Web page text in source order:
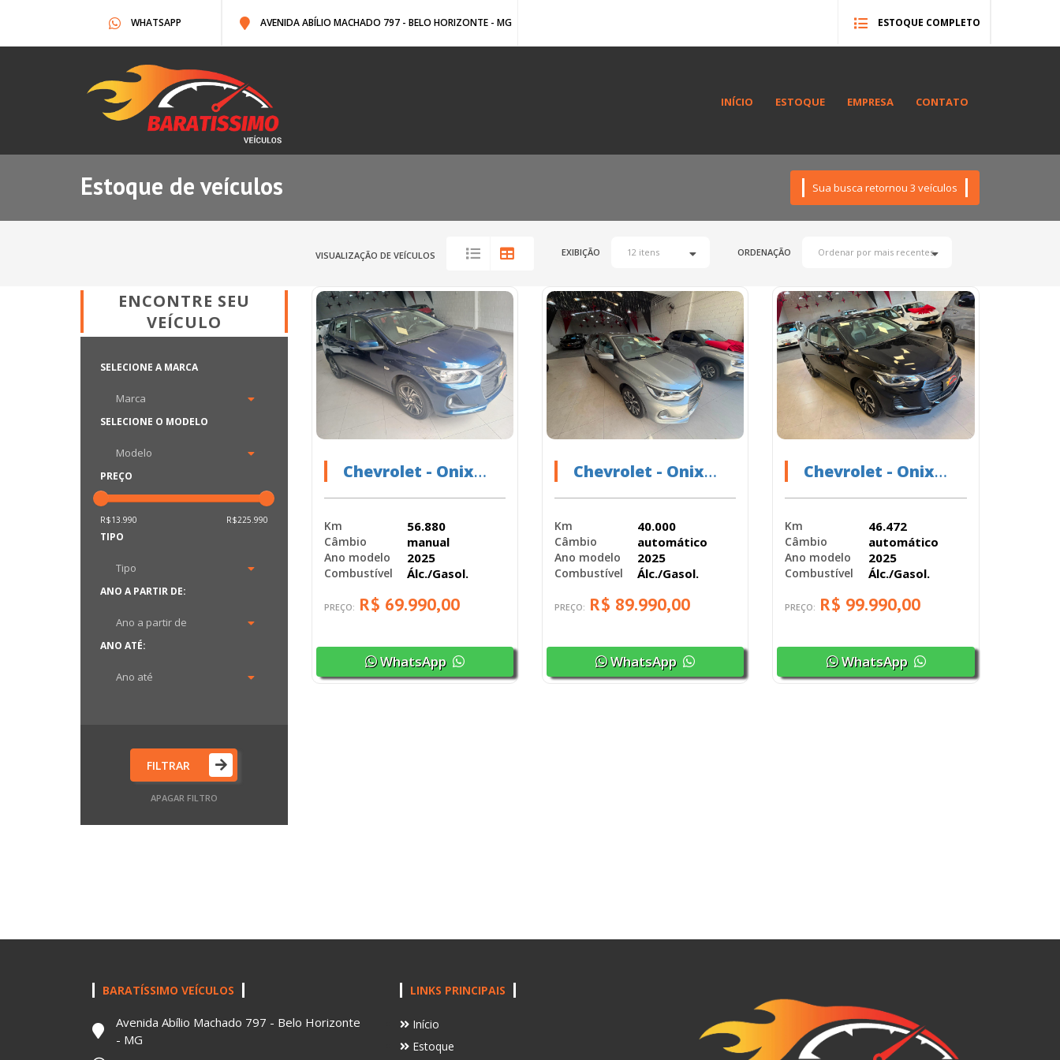
WHATSAPP AVENIDA ABÍLIO MACHADO 797 - BELO HORIZONTE - MG ESTOQUE COMPLETO
INÍCIO ESTOQUE EMPRESA CONTATO
Estoque de veículos Sua busca retornou 3 veículos
VISUALIZAÇÃO DE VEÍCULOS EXIBIÇÃO ORDENAÇÃO
ENCONTRE SEU
VEÍCULO
SELECIONE A MARCA
SELECIONE O MODELO
PREÇO
R$13.990 R$225.990
TIPO
ANO A PARTIR DE:
ANO ATÉ:
FILTRAR
APAGAR FILTRO
Chevrolet - Onix
HEV/ 10MT LT2 - 2025
Km 56.880
Câmbio manual
Ano modelo 2025
Combustível Álc./Gasol.
PREÇO: R$ 69.990,00
WhatsApp
Chevrolet - Onix
HEV/ 10TAT PR2 -
Km 40.000
Câmbio automático
Ano modelo 2025
Combustível Álc./Gasol.
PREÇO: R$ 89.990,00
WhatsApp
Chevrolet - Onix
HEV/ PLUS 10TAT PR2
Km 46.472
Câmbio automático
Ano modelo 2025
Combustível Álc./Gasol.
PREÇO: R$ 99.990,00
WhatsApp
BARATÍSSIMO VEÍCULOS
Avenida Abílio Machado 797 - Belo Horizonte
- MG
LINKS PRINCIPAIS
Início
Estoque